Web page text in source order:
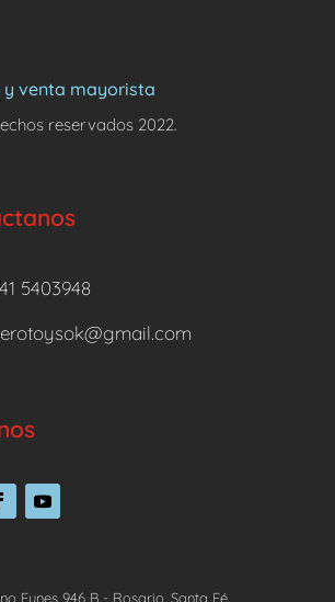
y venta mayorista
reservados 2022.
5403948
Funes 946 B - Rosario, Santa Fé